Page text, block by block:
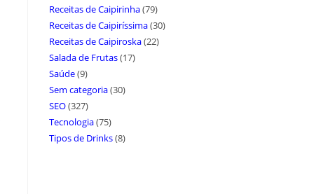
Receitas de Caipirinha(79)
Receitas de Caipiríssima(30)
Receitas de Caipiroska(22)
Salada de Frutas(17)
Saúde(9)
Sem categoria(30)
SEO(327)
Tecnologia(75)
Tipos de Drinks(8)